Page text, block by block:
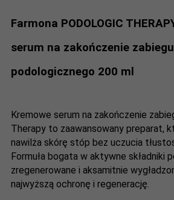
Farmona PODOLOGIC
serum na zakończenie zabiegu
podologicznego 200 ml
Kremowe serum na zakończenie
Therapy to zaawansowany preparat,
nawilża skórę stóp bez uczucia
Formuła bogata w aktywne składniki
zregenerowane i aksamitnie
najwyższą ochronę i regenerację.